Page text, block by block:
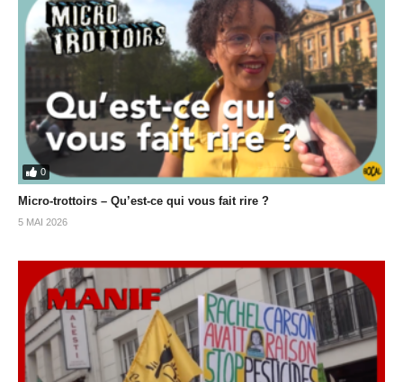
0
Micro-trottoirs – Qu’est-ce qui vous fait rire ?
5 MAI 2026